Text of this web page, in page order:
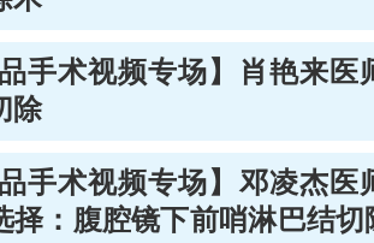
品手术视频专场】肖艳来医
除
品手术视频专场】邓凌杰医
择：腹腔镜下前哨淋巴结